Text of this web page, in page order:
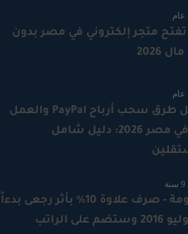
عام
متجر إلكتروني في مصر بدون
2026
عام
أفضل طرق سحب أرباح PayPal والعمل
الحر في مصر 2026: دليل شامل
الحكومة - صرف علاوة 10% بأثر رجعى بدءاً
من يوليو 2016 وستضم على الراتب